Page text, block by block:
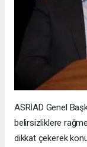
ASRİAD Genel
belirsizliklere
dikkat çekerek